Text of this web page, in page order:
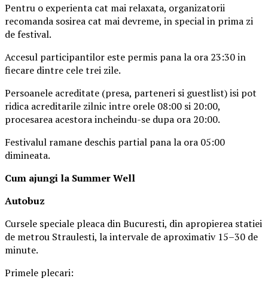
Pentru o experienta cat mai relaxata, organizatorii
recomanda sosirea cat mai devreme, in special in prima zi
de festival.
Accesul participantilor este permis pana la ora 23:30 in
fiecare dintre cele trei zile.
Persoanele acreditate (presa, parteneri si guestlist) isi pot
ridica acreditarile zilnic intre orele 08:00 si 20:00,
procesarea acestora incheindu-se dupa ora 20:00.
Festivalul ramane deschis partial pana la ora 05:00
dimineata.
Cum ajungi la Summer Well
Autobuz
Cursele speciale pleaca din Bucuresti, din apropierea statiei
de metrou Straulesti, la intervale de aproximativ 15–30 de
minute.
Primele plecari: